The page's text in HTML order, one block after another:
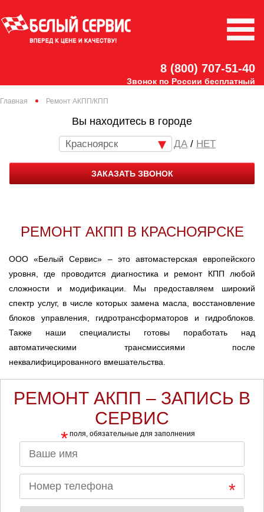
8 (800) 707-51-40
Звонок по России бесплатный
Главная Ремонт АКПП/КПП
Вы находитесь в городе
Красноярск / НЕТ
ЗАКАЗАТЬ ЗВОНОК
РЕМОНТ АКПП В КРАСНОЯРСКЕ
ООО «Белый Сервис» – это автомастерская европейского
уровня, где проводится диагностика и ремонт КПП любой
сложности и модификации. Мы предоставляем широкий
спектр услуг, в числе которых замена масла, восстановление
блоков управления, гидротрансформаторов и гидроблоков.
Также наши специалисты готовы поработать над
автоматическими трансмиссиями после
неквалифицированного вмешательства.
РЕМОНТ АКПП – ЗАПИСЬ В
СЕРВИС
* поля, обязательные для заполнения